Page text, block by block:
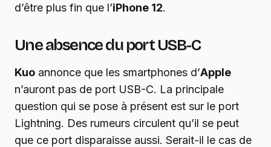
d’être plus fin que l’iPhone 12.
Une absence du port USB-C
Kuo annonce que les smartphones d’Apple
n’auront pas de port USB-C. La principale
question qui se pose à présent est sur le port
Lightning. Des rumeurs circulent qu’il se peut
que ce port disparaisse aussi. Serait-il le cas de